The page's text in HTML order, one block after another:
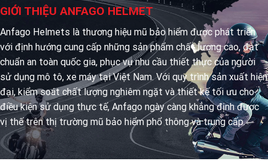
GIỚI THIỆU ANFAGO HELMET
Anfago Helmets là thương hiệu mũ bảo hiểm được phát triển
với định hướng cung cấp những sản phẩm chất lượng cao, đạt
chuẩn an toàn quốc gia, phục vụ nhu cầu thiết thực của người
sử dụng mô tô, xe máy tại Việt Nam. Với quy trình sản xuất hiện
đại, kiểm soát chất lượng nghiêm ngặt và thiết kế tối ưu cho
điều kiện sử dụng thực tế, Anfago ngày càng khẳng định được
vị thế trên thị trường mũ bảo hiểm phổ thông và trung cấp.